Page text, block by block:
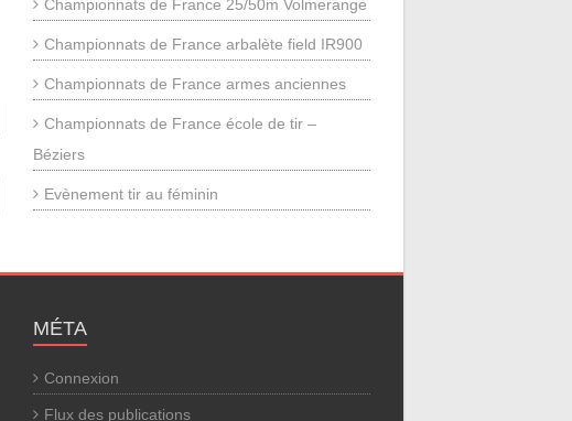
Championnats de France 25/50m Volmerange
Championnats de France arbalète field IR900
Championnats de France armes anciennes
Championnats de France école de tir –
Béziers
Evènement tir au féminin
MÉTA
Connexion
Flux des publications